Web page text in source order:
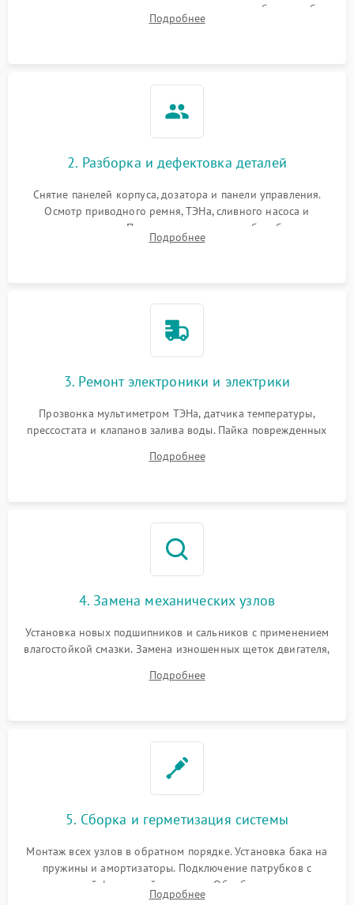
выявления посторонних шумов, протечек или сбоев в работе
электронного модуля управления.
Подробнее
2. Разборка и дефектовка деталей
Снятие панелей корпуса, дозатора и панели управления.
Осмотр приводного ремня, ТЭНа, сливного насоса и
амортизаторов. Проверка подшипников барабана и
крестовины на износ, а манжеты люка на разрывы.
Подробнее
3. Ремонт электроники и электрики
Прозвонка мультиметром ТЭНа, датчика температуры,
прессостата и клапанов залива воды. Пайка поврежденных
Восстановление целостности проводки и контактов.
Подробнее
4. Замена механических узлов
Установка новых подшипников и сальников с применением
влагостойкой смазки. Замена изношенных щеток двигателя,
или поврежденной резиновой манжеты.
Подробнее
5. Сборка и герметизация системы
Монтаж всех узлов в обратном порядке. Установка бака на
пружины и амортизаторы. Подключение патрубков с
надежной фиксацией хомутами. Обработка стыков
герметиком для предотвращения возможных протечек воды.
Подробнее